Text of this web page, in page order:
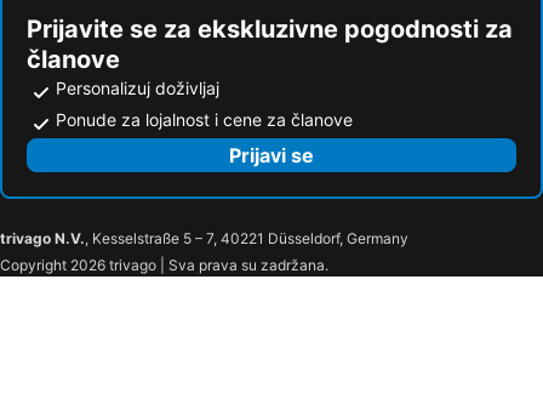
Prijavite se za ekskluzivne pogodnosti za
članove
Personalizuj doživljaj
Ponude za lojalnost i cene za članove
Prijavi se
trivago N.V., Kesselstraße 5 – 7, 40221 Düsseldorf, Germany
Copyright 2026 trivago | Sva prava su zadržana.